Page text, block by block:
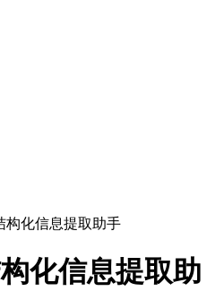
构化信息提取助手
化信息提取助